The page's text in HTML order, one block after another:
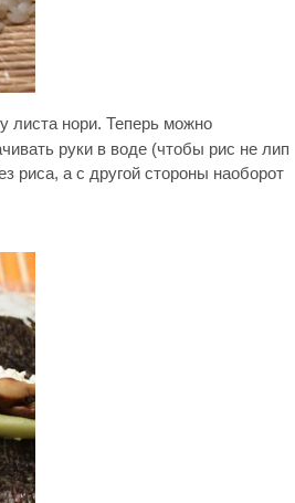
листа нори. Теперь можно
руки в воде (чтобы рис не лип
риса, а с другой стороны наоборот